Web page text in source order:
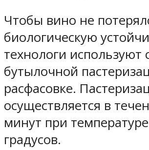
Чтобы вино не
биологическую
технологи используют
бутылочной
расфасовке.
осуществляется в
минут при
градусов.